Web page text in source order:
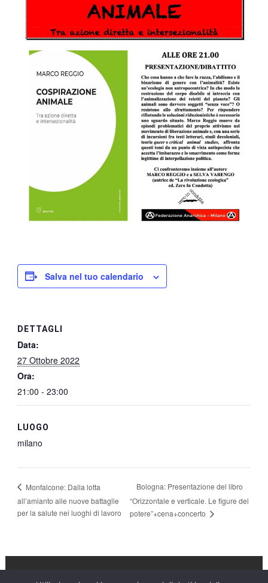
Salva nel tuo calendario
DETTAGLI
Data:
27 Ottobre 2022
Ora:
21:00 - 23:00
LUOGO
milano
Monfalcone: Dalla lotta
all’amianto alle nuove battaglie
per la salute nei luoghi di lavoro
Bologna: Presentazione del libro
“Orizzontale e verticale. Le figure del
potere”+cena+concerto